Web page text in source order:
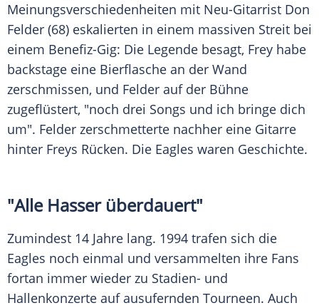
Meinungsverschiedenheiten mit Neu-Gitarrist Don
Felder (68) eskalierten in einem massiven Streit bei
einem Benefiz-Gig: Die Legende besagt, Frey habe
backstage eine Bierflasche an der Wand
zerschmissen, und Felder auf der Bühne
zugeflüstert, "noch drei Songs und ich bringe dich
um". Felder zerschmetterte nachher eine Gitarre
hinter Freys Rücken. Die Eagles waren Geschichte.
"Alle Hasser überdauert"
Zumindest 14 Jahre lang. 1994 trafen sich die
Eagles noch einmal und versammelten ihre Fans
fortan immer wieder zu Stadien- und
Hallenkonzerte auf ausufernden Tourneen. Auch